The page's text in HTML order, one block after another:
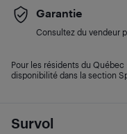
Survol
Garantie
Consultez du vendeur
Pour les résidents du
disponibilité dans la section